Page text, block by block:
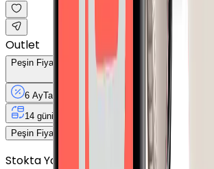
Outlet
Peşin Fiyatına Taksitx2.333,33 TL
6 AyTaksit
14 güniçinde iade
Peşin Fiyatına
14.000 TL
Stokta Yok